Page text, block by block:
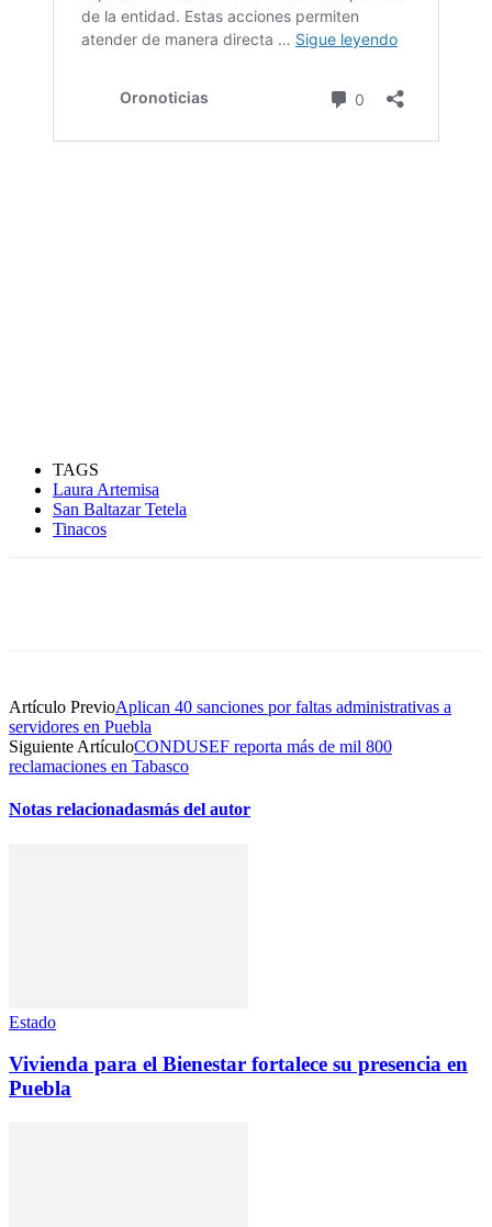
TAGS
Laura Artemisa
San Baltazar Tetela
Tinacos
Artículo PrevioAplican 40 sanciones por faltas administrativas a
servidores en Puebla
Siguiente ArtículoCONDUSEF reporta más de mil 800
reclamaciones en Tabasco
Notas relacionadasmás del autor
Estado
Vivienda para el Bienestar fortalece su presencia en
Puebla